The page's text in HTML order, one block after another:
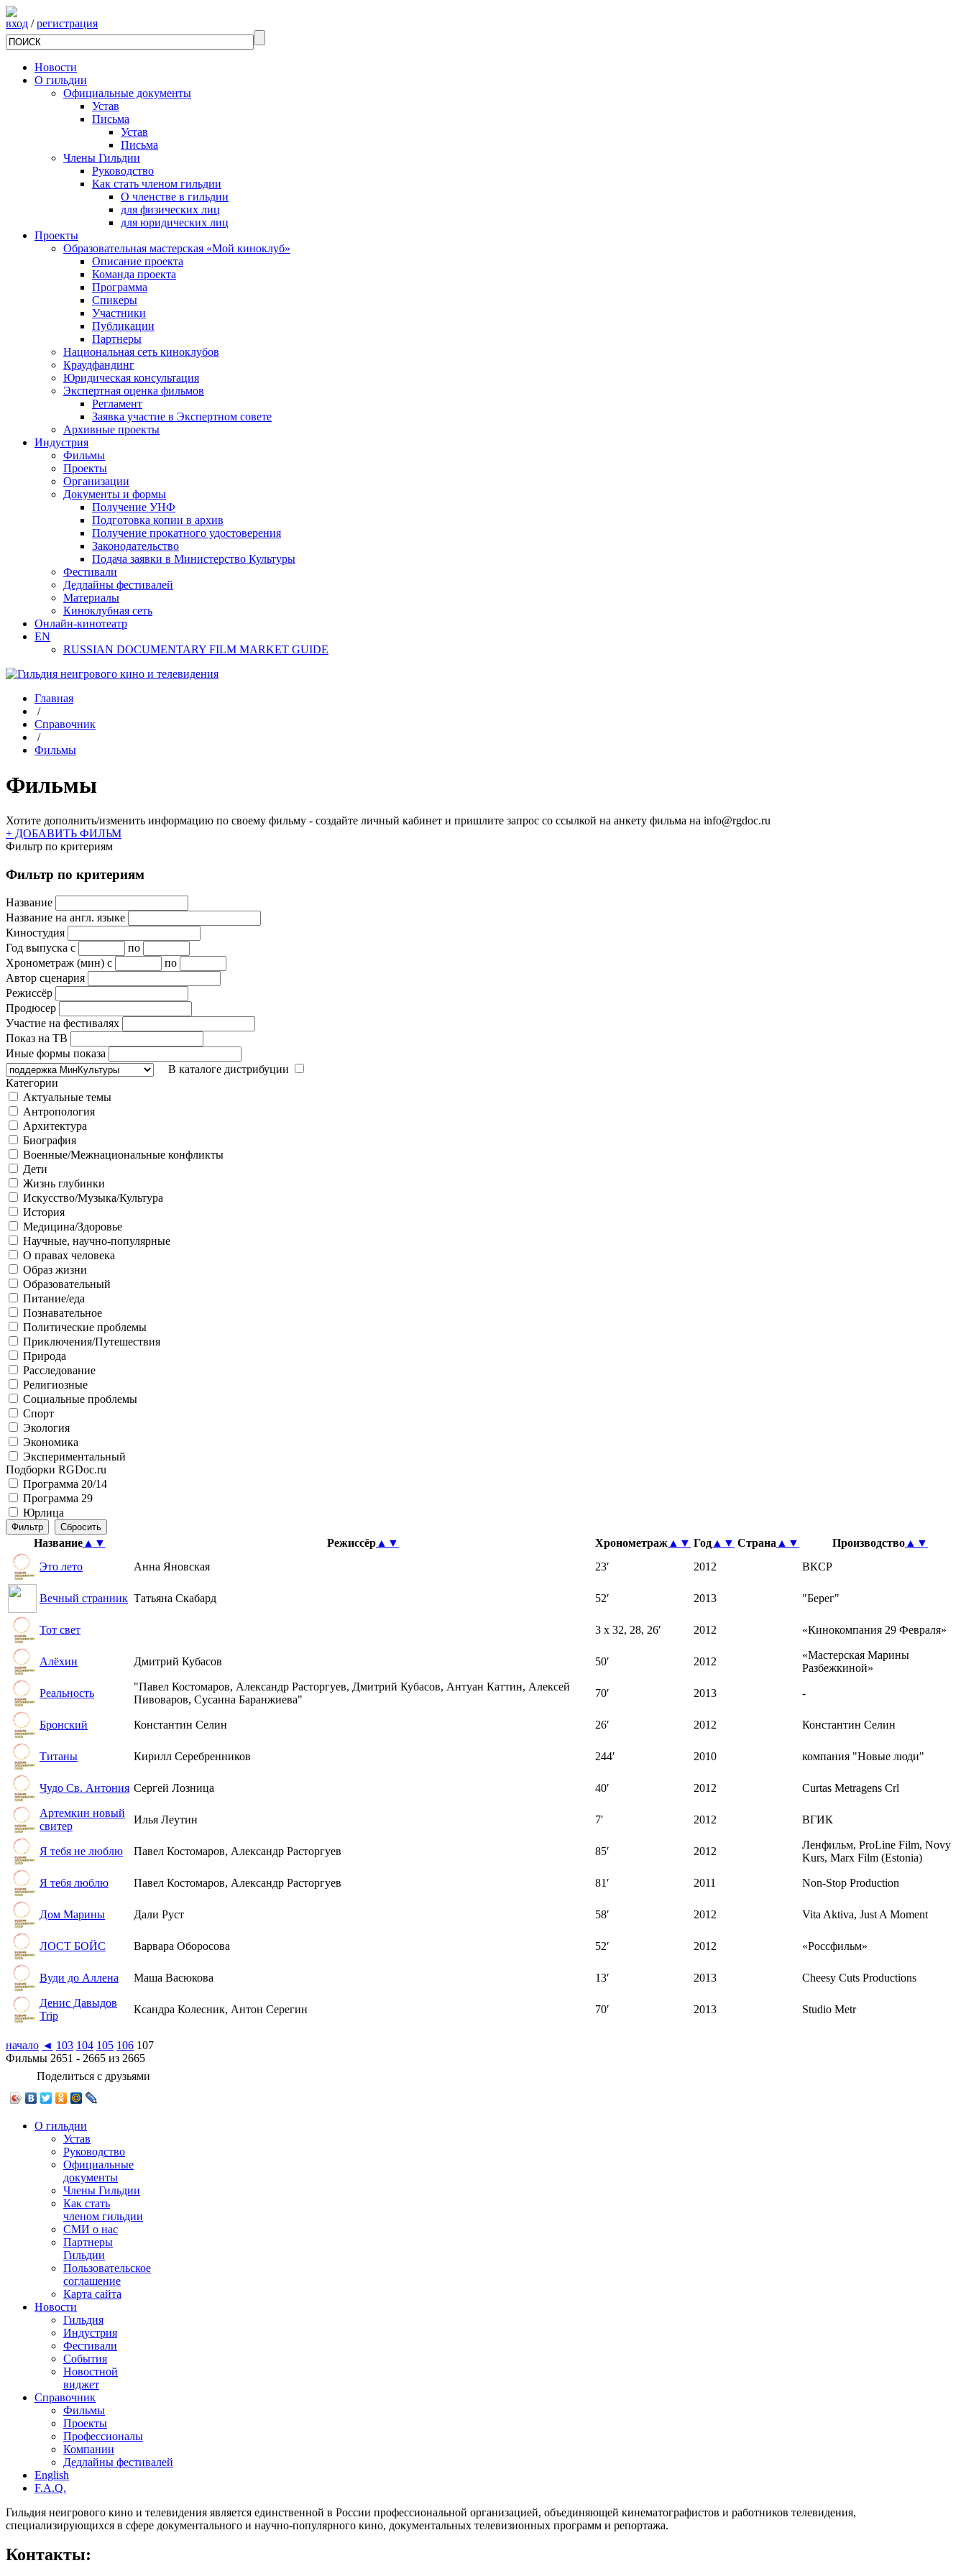
вход /регистрация
Новости
О гильдии
Официальные документы
Устав
Письма
Устав
Письма
Члены Гильдии
Руководство
Как стать членом гильдии
О членстве в гильдии
для физических лиц
для юридических лиц
Проекты
Образовательная мастерская «Мой киноклуб»
Описание проекта
Команда проекта
Программа
Спикеры
Участники
Публикации
Партнеры
Национальная сеть киноклубов
Краудфандинг
Юридическая консультация
Экспертная оценка фильмов
Регламент
Заявка участие в Экспертном совете
Архивные проекты
Индустрия
Фильмы
Проекты
Организации
Документы и формы
Получение УНФ
Подготовка копии в архив
Получение прокатного удостоверения
Законодательство
Подача заявки в Министерство Культуры
Фестивали
Дедлайны фестивалей
Материалы
Киноклубная сеть
Онлайн-кинотеатр
EN
RUSSIAN DOCUMENTARY FILM MARKET GUIDE
Главная
/
Справочник
/
Фильмы
Фильмы
Хотите дополнить/изменить информацию по своему фильму - создайте личный кабинет и пришлите запрос cо ссылкой на анкету фильма на info@rgdoc.ru
+ ДОБАВИТЬ ФИЛЬМ
Фильтр по критериям
Фильтр по критериям
Название
Название на англ. языке
Киностудия
Год выпуска с
по
Хронометраж (мин) с
по
Автор сценария
Режиссёр
Продюсер
Участие на фестивалях
Показ на ТВ
Иные формы показа
В каталоге дистрибуции
Категории
Актуальные темы
Антропология
Архитектура
Биография
Военные/Межнациональные конфликты
Дети
Жизнь глубинки
Искусство/Музыка/Культура
История
Медицина/Здоровье
Научные, научно-популярные
О правах человека
Образ жизни
Образовательный
Питание/еда
Познавательное
Политические проблемы
Приключения/Путешествия
Природа
Расследование
Религиозные
Социальные проблемы
Спорт
Экология
Экономика
Экспериментальный
Подборки RGDoc.ru
Программа 20/14
Программа 29
Юрлица
Название▲ ▼ Режиссёр ▲ ▼ Хронометраж ▲ ▼ Год ▲ ▼ Страна ▲ ▼ Производство ▲ ▼
Это лето
Анна Яновская 23′ 2012 ВКСР
Вечный странник Татьяна Скабард 52′ 2013 "Берег"
Тот свет 3 x 32, 28, 26′ 2012 «Кинокомпания 29 Февраля»
Алёхин Дмитрий Кубасов 50′ 2012
«Мастерская Марины
Разбежкиной»
Реальность
"Павел Костомаров, Александр Расторгуев, Дмитрий Кубасов, Антуан Каттин, Алексей
Пивоваров, Сусанна Баранжиева"
70′ 2013 -
Бронский Константин Селин 26′ 2012 Константин Селин
Титаны Кирилл Серебренников 244′ 2010 компания "Новые люди"
Чудо Св. Антония Сергей Лозница 40′ 2012 Curtas Metragens Crl
Артемкин новый
свитер
Илья Леутин 7′ 2012 ВГИК
Я тебя не люблю Павел Костомаров, Александр Расторгуев 85′ 2012
Ленфильм, ProLine Film, Novy
Kurs, Marx Film (Estonia)
Я тебя люблю Павел Костомаров, Александр Расторгуев 81′ 2011 Non-Stop Production
Дом Марины Дали Руст 58′ 2012 Vita Aktiva, Just A Moment
ЛОСТ БОЙС Варвара Оборосова 52′ 2012 «Россфильм»
Вуди до Аллена Маша Васюкова 13′ 2013 Cheesy Cuts Productions
Денис Давыдов
Trip
Ксандра Колесник, Антон Серегин 70′ 2013 Studio Metr
начало ◄ 103 104 105 106 107
Фильмы 2651 - 2665 из 2665
Поделиться с друзьями
О гильдии
Устав
Руководство
Официальные
документы
Члены Гильдии
Как стать
членом гильдии
СМИ о нас
Партнеры
Гильдии
Пользовательское
соглашение
Карта сайта
Новости
Гильдия
Индустрия
Фестивали
События
Новостной
виджет
Справочник
Фильмы
Проекты
Профессионалы
Компании
Дедлайны фестивалей
English
F.A.Q.
Гильдия неигрового кино и телевидения является единственной в России профессиональной организацией, объединяющей кинематографистов и работников телевидения,
специализирующихся в сфере документального и научно-популярного кино, документальных телевизионных программ и репортажа.
Контакты: